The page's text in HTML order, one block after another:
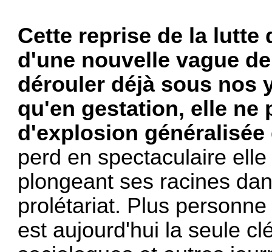
Cette reprise de la lutte
d'une nouvelle vague
dérouler déjà sous nos
qu'en gestation, elle ne
d'explosion généralisée
perd en spectaculaire
plongeant ses racines
prolétariat. Plus
est aujourd'hui la seule